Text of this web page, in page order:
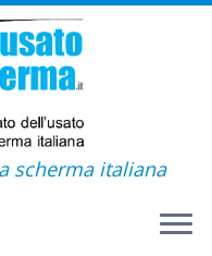
scherma italiana